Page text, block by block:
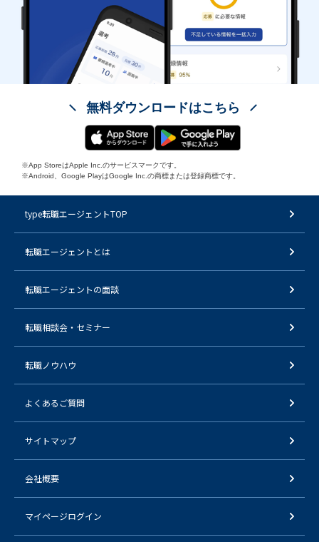
無料ダウンロードはこちら
※App StoreはApple Inc.のサービスマークです。
※Android、Google PlayはGoogle Inc.の商標または登録商標です。
type転職エージェントTOP
転職エージェントとは
転職エージェントの面談
転職相談会・セミナー
転職ノウハウ
よくあるご質問
サイトマップ
会社概要
マイページログイン